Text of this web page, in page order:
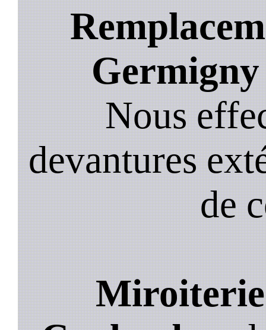
Germigny
Nous
devantures
de
Miroiterie